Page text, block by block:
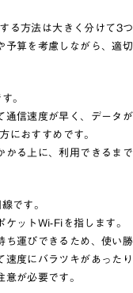
る方法は大きく分けて3つ
予算を考慮しながら、適
。
通信速度が早く、データ
におすすめです。
かる上に、利用できるま
です。
ケットWi-Fiを指します。
ち運びできるため、使い勝
速度にバラツキがあった
意が必要です。